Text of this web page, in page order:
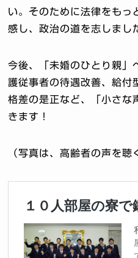
い。そのために法律をもっ
感し、政治の道を志しまし
今後、「未婚のひとり親」
護従事者の待遇改善、給付
格差の是正など、「小さな
きます！
（写真は、高齢者の声を聴